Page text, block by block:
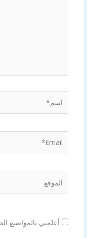
أعلمني بالمواضيع